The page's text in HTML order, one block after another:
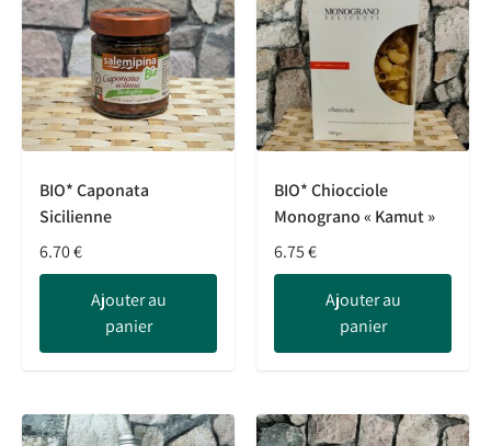
BIO* Caponata
Sicilienne
6.70€
Ajouter au
panier
BIO* Chiocciole
Monograno « Kamut »
6.75€
Ajouter au
panier